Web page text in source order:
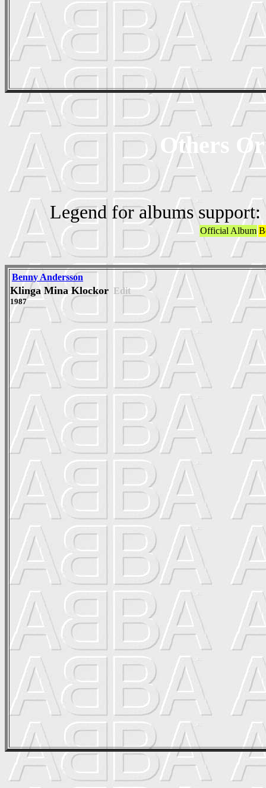
Others
Legend for albums support:
Official Album
Benny Andersson
Klinga Mina Klockor Edit
1987